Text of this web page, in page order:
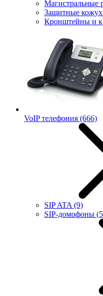
Магистральные
Защитные
Кронштейны и
VoIP телефония (666)
SIP ATA (9)
SIP-домофоны